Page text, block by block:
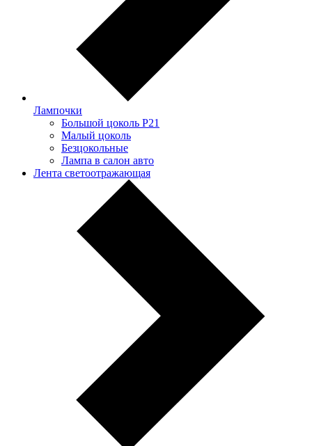
Лампочки
Большой цоколь P21
Малый цоколь
Безцокольные
Лампа в салон авто
Лента светоотражающая